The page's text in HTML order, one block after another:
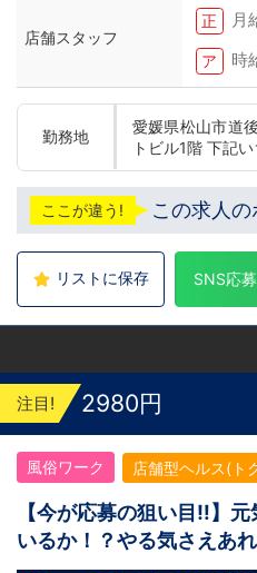
店舗スタッフ
正 月
ア 時
勤務地
愛媛県松山市道
トビル1階 下記いずれかの店舗に配属 東京 五
反田：五反田駅
口から徒歩2分
神奈川 横浜：京
城 水戸：水戸駅からバス
すきの駅から徒歩5分 中国・四国
市皆生温泉 愛媛：松
ここが違う! この求人
リストに保存 SNS応
注目! 2980円
風俗ワーク 店舗型ヘルス(ト
【今が応募の狙い目‼】
いるか！？やる気さえあ
係なし！